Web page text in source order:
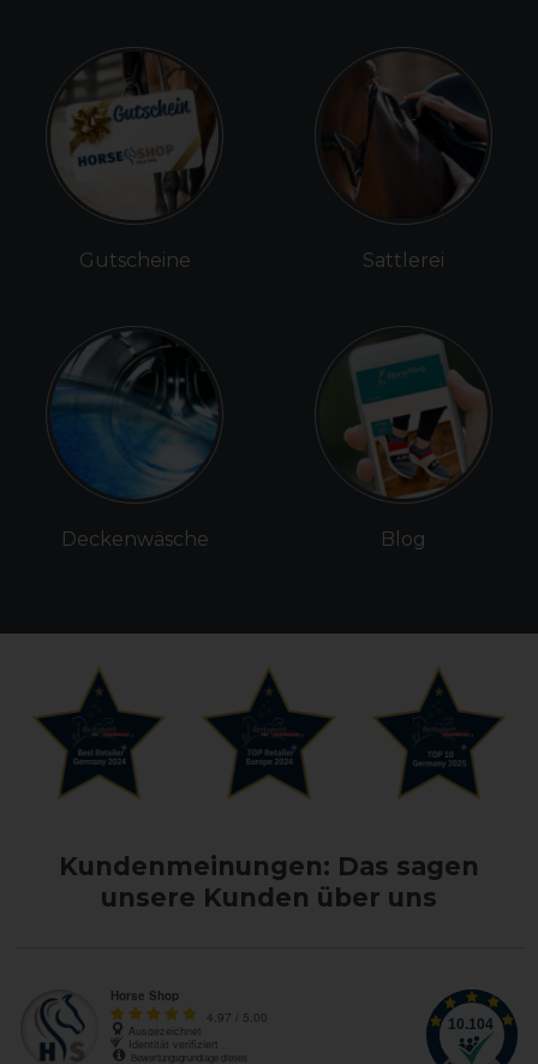
Gutscheine
Deckenwäsche
Sattlerei
Blog
Kundenmeinungen: Das sagen
unsere Kunden über uns